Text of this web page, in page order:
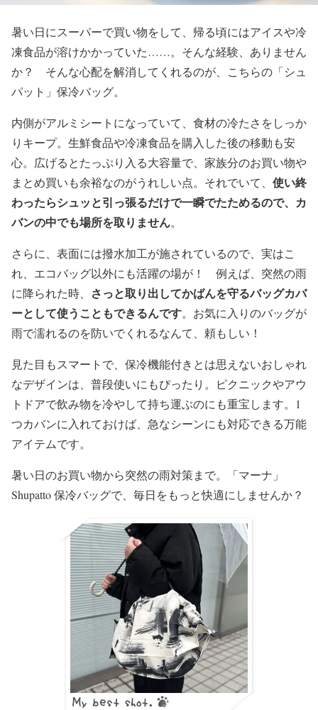
暑い日にスーパーで買い物をして、帰る頃にはアイスや冷
凍食品が溶けかかっていた……。そんな経験、ありません
か？ そんな心配を解消してくれるのが、こちらの「シュ
パット」保冷バッグ。
内側がアルミシートになっていて、食材の冷たさをしっか
りキープ。生鮮食品や冷凍食品を購入した後の移動も安
心。広げるとたっぷり入る大容量で、家族分のお買い物や
まとめ買いも余裕なのがうれしい点。それでいて、 使い終
わったらシュッと引っ張るだけで一瞬でたためるので、カ
バンの中でも場所を取りません。
さらに、表面には撥水加工が施されているので、実はこ
れ、エコバッグ以外にも活躍の場が！ 例えば、突然の雨
に降られた時、 さっと取り出してかばんを守るバッグカバ
ーとして使うこともできるんです。お気に入りのバッグが
雨で濡れるのを防いでくれるなんて、頼もしい！
見た目もスマートで、保冷機能付きとは思えないおしゃれ
なデザインは、普段使いにもぴったり。ピクニックやアウ
トドアで飲み物を冷やして持ち運ぶのにも重宝します。1
つカバンに入れておけば、急なシーンにも対応できる万能
アイテムです。
暑い日のお買い物から突然の雨対策まで。「マーナ」
Shupatto 保冷バッグで、毎日をもっと快適にしませんか？